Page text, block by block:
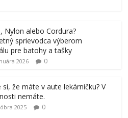
Nylon alebo Cordura?
sprievodca výberom
pre batohy a tašky
2026 0
si, že máte v aute lekárničku? V
nemáte.
2025 0